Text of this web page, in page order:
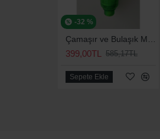
-32 %
Çamaşır ve Bulaşık Makinesi için Kireç Önleyici
399,00TL 585,17TL
Sepete Ekle